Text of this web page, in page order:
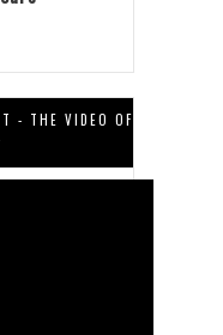
- THE VIDEO OF